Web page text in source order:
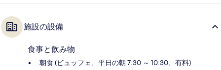
施設の設備
食事と飲み物
朝食 (ビュッフェ、平日の朝 7:30 ～ 10:30、有料)